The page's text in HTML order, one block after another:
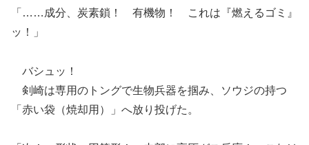
「……成分、炭素鎖！ 有機物！ これは『燃えるゴミ』
ッ！」
バシュッ！
剣崎は専用のトングで生物兵器を掴み、ソウジの持つ
「赤い袋（焼却用）」へ放り投げた。